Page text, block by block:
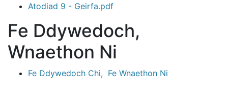
Atodiad 9 - Geirfa.pdf
Fe Ddywedoch,
Wnaethon Ni
Fe Ddywedoch Chi, Fe Wnaethon Ni